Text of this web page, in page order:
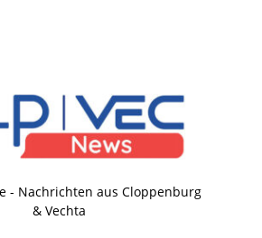
- Nachrichten aus Cloppenburg
& Vechta